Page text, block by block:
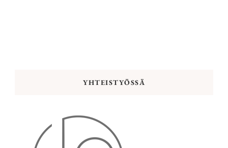
YHTEISTYÖSSÄ